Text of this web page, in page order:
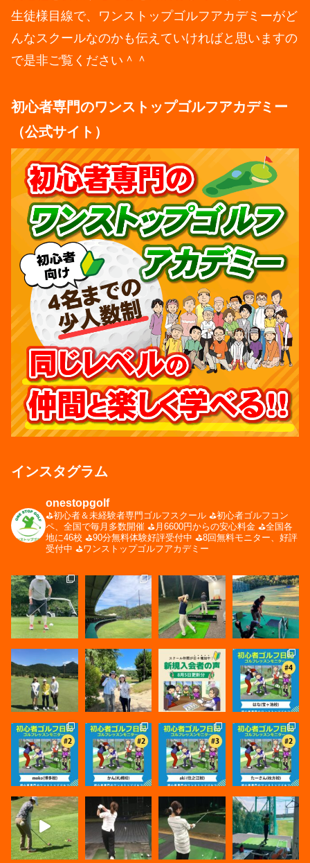
生徒様目線で、ワンストップゴルフアカデミーがど
んなスクールなのかも伝えていければと思いますの
で是非ご覧ください＾＾
初心者専門のワンストップゴルフアカデミー
（公式サイト）
インスタグラム
onestopgolf
⛳️初心者＆未経験者専門ゴルフスクール ⛳️初心者ゴルフコン
ペ、全国で毎月多数開催 ⛳️月6600円からの安心料金 ⛳️全国各
地に46校 ⛳️90分無料体験好評受付中 ⛳️8回無料モニター、好評
受付中 ⛳️ワンストップゴルフアカデミー